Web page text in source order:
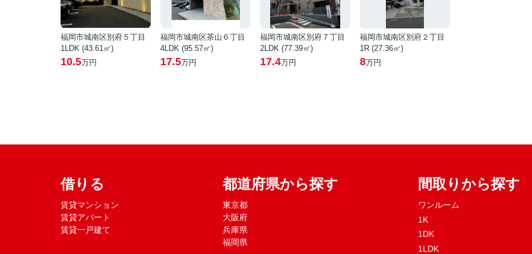
福岡市城南区別府５丁目
1LDK (43.61㎡)
10.5万円
福岡市城南区茶山６丁目
4LDK (95.57㎡)
17.5万円
福岡市城南区別府７丁目
2LDK (77.39㎡)
17.4万円
福岡市城南区別府２丁目
1R (27.36㎡)
8万円
借りる
賃貸マンション
賃貸アパート
賃貸一戸建て
都道府県から探す
東京都
大阪府
兵庫県
福岡県
間取りから探す
ワンルーム
1K
1DK
1LDK